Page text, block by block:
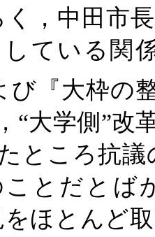
，中田市
ている関
び『大枠の
“大学側”改
ところ抗
とだとば
をほとんど